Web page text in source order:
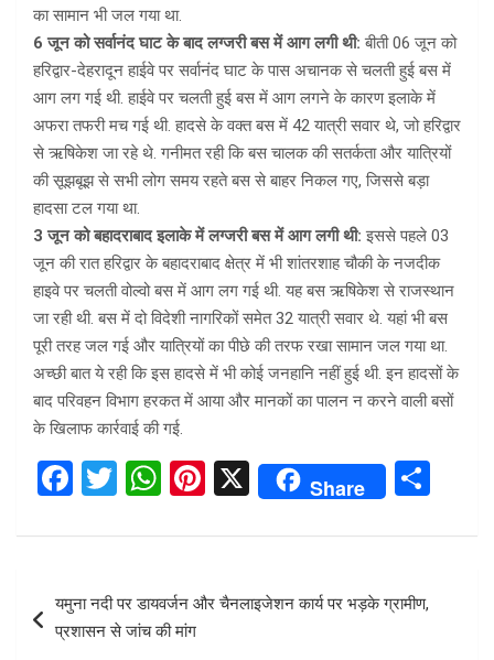
का सामान भी जल गया था.
6 जून को सर्वानंद घाट के बाद लग्जरी बस में आग लगी थी:बीती 06 जून को
हरिद्वार-देहरादून हाईवे पर सर्वानंद घाट के पास अचानक से चलती हुई बस में
आग लग गई थी. हाईवे पर चलती हुई बस में आग लगने के कारण इलाके में
अफरा तफरी मच गई थी. हादसे के वक्त बस में 42 यात्री सवार थे, जो हरिद्वार
से ऋषिकेश जा रहे थे. गनीमत रही कि बस चालक की सतर्कता और यात्रियों
की सूझबूझ से सभी लोग समय रहते बस से बाहर निकल गए, जिससे बड़ा
हादसा टल गया था.
3 जून को बहादराबाद इलाके में लग्जरी बस में आग लगी थी:इससे पहले 03
जून की रात हरिद्वार के बहादराबाद क्षेत्र में भी शांतरशाह चौकी के नजदीक
हाइवे पर चलती वोल्वो बस में आग लग गई थी. यह बस ऋषिकेश से राजस्थान
जा रही थी. बस में दो विदेशी नागरिकों समेत 32 यात्री सवार थे. यहां भी बस
पूरी तरह जल गई और यात्रियों का पीछे की तरफ रखा सामान जल गया था.
अच्छी बात ये रही कि इस हादसे में भी कोई जनहानि नहीं हुई थी. इन हादसों के
बाद परिवहन विभाग हरकत में आया और मानकों का पालन न करने वाली बसों
के खिलाफ कार्रवाई की गई.
F
ce
o
T
tt
W
at
s
A
Pi
er
es
t
X Share
ar
navigation
यमुना नदी पर डायवर्जन और चैनलाइजेशन कार्य पर भड़के ग्रामीण,
प्रशासन से जांच की मांग